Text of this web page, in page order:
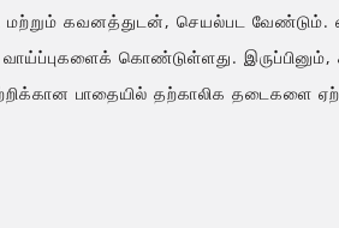
கவனத்துடன், செயல்பட வேண்டும்.
கொண்டுள்ளது. இருப்பினும்,
பாதையில் தற்காலிக தடைகளை